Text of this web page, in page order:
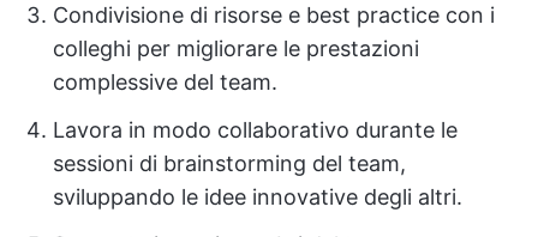
Condivisione di risorse e best practice con i
colleghi per migliorare le prestazioni
complessive del team.
Lavora in modo collaborativo durante le
sessioni di brainstorming del team,
sviluppando le idee innovative degli altri.